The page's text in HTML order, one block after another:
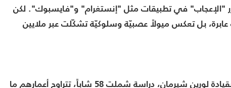
"الإعجاب" في تطبيقات مثل "إنستغرام" و"فايسبوك". لكن
بل تعكس ميولاً عصبيّة وسلوكيّة تشكّلت عبر ملايين
في عام 2018، أجرى فريق من علماء الأعصاب، بقيادة لورين شيرمان، دراسة شملت 58 شاباً، تتراوح أعمارهم ما